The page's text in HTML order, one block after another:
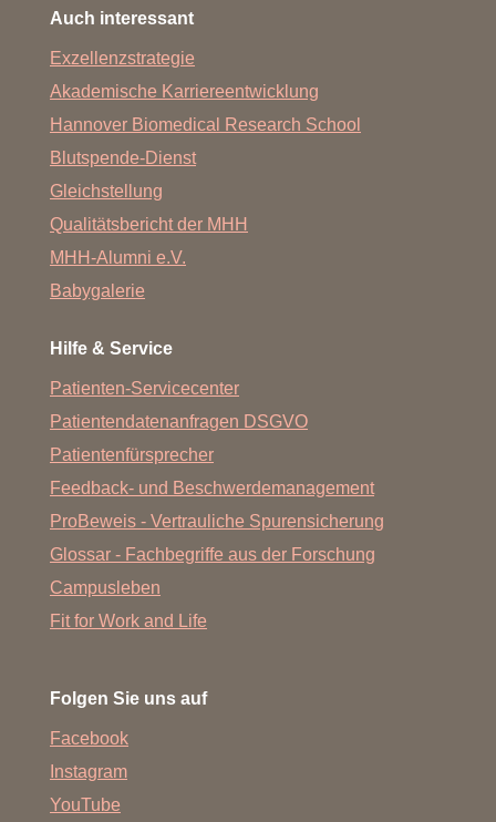
Auch interessant
Exzellenzstrategie
Akademische Karriereentwicklung
Hannover Biomedical Research School
Blutspende-Dienst
Gleichstellung
Qualitätsbericht der MHH
MHH-Alumni e.V.
Babygalerie
Hilfe & Service
Patienten-Servicecenter
Patientendatenanfragen DSGVO
Patientenfürsprecher
Feedback- und Beschwerdemanagement
ProBeweis - Vertrauliche Spurensicherung
Glossar - Fachbegriffe aus der Forschung
Campusleben
Fit for Work and Life
Folgen Sie uns auf
Facebook
Instagram
YouTube